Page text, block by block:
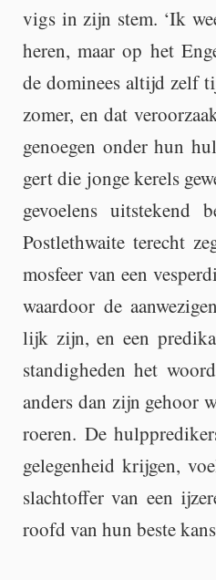
vigs in zijn stem. ‘Ik
heren, maar op het
de do­mi­nees al­tijd zelf
zomer, en dat
ge­noe­gen onder hun
gert die jonge ke­rels
ge­voe­lens uit­ste­kend
Post­leth­wai­te te­recht
mos­feer van een
waar­door de
lijk zijn, en een
stan­dig­he­den het
an­ders dan zijn ge­hoor
roe­ren. De
ge­le­gen­heid krij­gen,
slacht­of­fer van een
roofd van hun beste